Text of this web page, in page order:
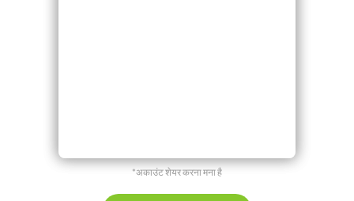
*अकाउंट शेयर करना मना है